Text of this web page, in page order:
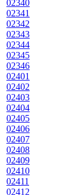
02340
02341
02342
02343
02344
02345
02346
02401
02402
02403
02404
02405
02406
02407
02408
02409
02410
02411
02412